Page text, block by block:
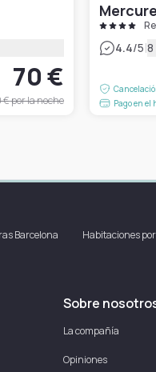
70 €
€por la noche
4.4/5|
Pago en el
Barcelona Habitaciones
Sobre
La compañía
Opiniones